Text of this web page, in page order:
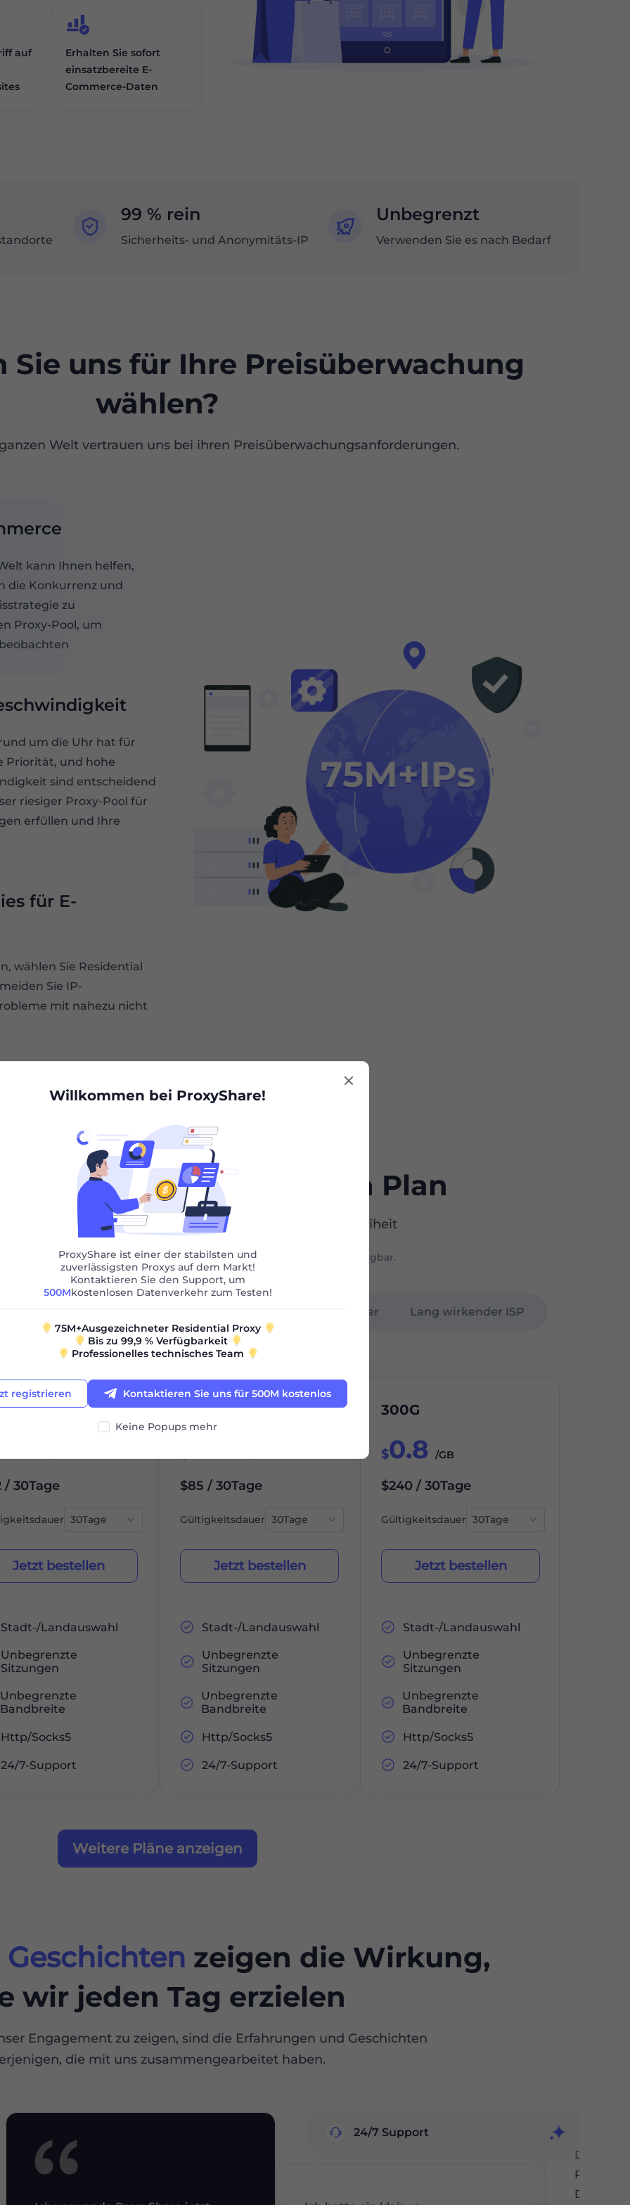
auf
Erhalten Sie sofort
einsatzbereite E-
Commerce-Daten
99 % rein
Sicherheits- und Anonymitäts-IP
Unbegrenzt
Verwenden Sie es nach Bedarf
Sie uns für Ihre Preisüberwachung
wählen?
Welt vertrauen uns bei ihren Preisüberwachungsanforderungen.
kann Ihnen helfen,
die Konkurrenz und
zu
Proxy-Pool, um
um die Uhr hat für
Priorität, und hohe
sind entscheidend
riesiger Proxy-Pool für
erfüllen und Ihre
für E-
wählen Sie Residential
Sie IP-
mit nahezu nicht
Sie einen geeigneten Plan
Proxy-Pool von über 75 Millionen für volle Scraping-Freiheit
Gründen ist dieser Service auf dem chinesischen Festland nicht verfügbar.
Residential Static Residential
IP-Pool-Aktualisierung
Statisches Data Center Lang wirkender ISP
/ 30Tage
Jetzt bestellen
Stadt-/Landauswahl
Unbegrenzte
Sitzungen
Unbegrenzte
Bandbreite
Http/Socks5
24/7-Support
100G
$85 / 30Tage
Gültigkeitsdauer
Jetzt bestellen
Stadt-/Landauswahl
Unbegrenzte
Sitzungen
Unbegrenzte
Bandbreite
Http/Socks5
24/7-Support
300G
$0.8 /GB
$240 / 30Tage
Gültigkeitsdauer
Jetzt bestellen
Stadt-/Landauswahl
Unbegrenzte
Sitzungen
Unbegrenzte
Bandbreite
Http/Socks5
24/7-Support
Weitere Pläne anzeigen
Geschichten zeigen die Wirkung,
wir jeden Tag erzielen
Engagement zu zeigen, sind die Erfahrungen und Geschichten
die mit uns zusammengearbeitet haben.
Die
Die
24/7 Support
Willkommen bei ProxyShare!
ProxyShare ist einer der stabilsten und
zuverlässigsten Proxys auf dem Markt!
Kontaktieren Sie den Support, um
500Mkostenlosen Datenverkehr zum Testen!
75M+Ausgezeichneter Residential Proxy
Bis zu 99,9 % Verfügbarkeit
Professionelles technisches Team
registrieren Kontaktieren Sie uns für 500M kostenlos
Keine Popups mehr